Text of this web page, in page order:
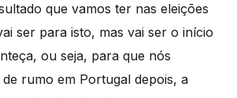
que vamos ter nas eleições
ser para isto, mas vai ser o início
ou seja, para que nós
rumo em Portugal depois, a